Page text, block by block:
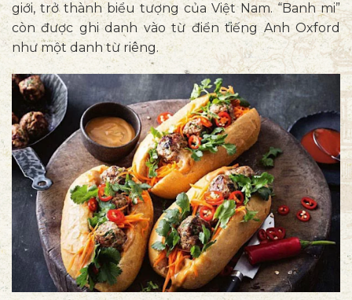
giới, trở thành biểu tượng của Việt Nam. “Banh mi”
còn được ghi danh vào từ điển tiếng Anh Oxford
như một danh từ riêng.